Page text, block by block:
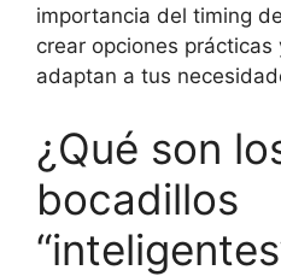
importancia del timing
crear opciones
adaptan a tus
¿Qué son
bocadillos